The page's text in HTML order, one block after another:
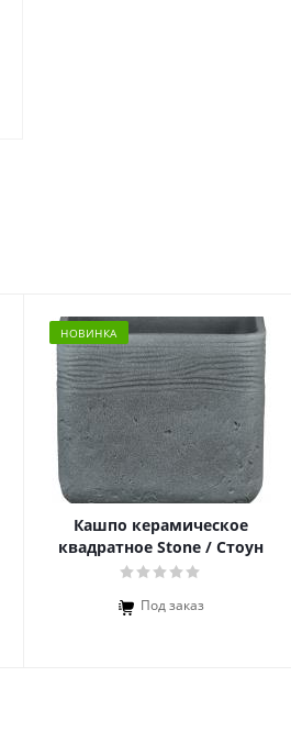
НОВИНКА
Кашпо керамическое
квадратное Stone / Стоун
Под заказ